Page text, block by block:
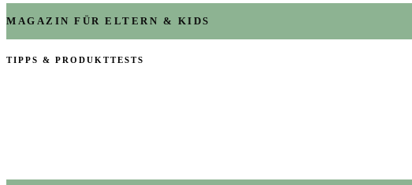
MAGAZIN FÜR ELTERN & KIDS
TIPPS & PRODUKTTESTS